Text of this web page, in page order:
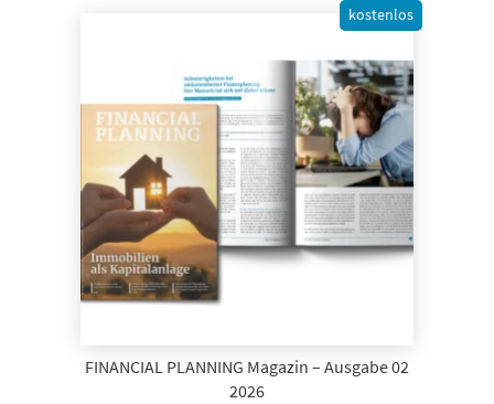
FINANCIAL PLANNING Magazin – Ausgabe 02
2026
kostenlos